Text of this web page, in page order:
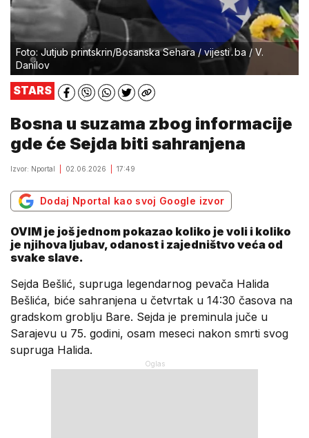
Foto: Jutjub printskrin/Bosanska Sehara / vijesti․ba / V.
Danilov
STARS
Bosna u suzama zbog informacije
gde će Sejda biti sahranjena
Izvor: Nportal 02.06.2026 17:49
Dodaj Nportal kao svoj Google izvor
OVIM je još jednom pokazao koliko je voli i koliko
je njihova ljubav, odanost i zajedništvo veća od
svake slave.
Sejda Bešlić, supruga legendarnog pevača Halida
Bešlića, biće sahranjena u četvrtak u 14:30 časova na
gradskom groblju Bare. Sejda je preminula juče u
Sarajevu u 75. godini, osam meseci nakon smrti svog
supruga Halida.